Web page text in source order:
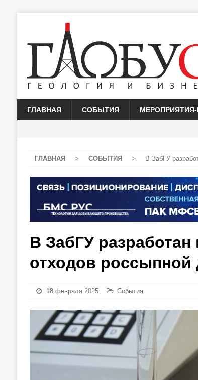
ГЛАВНАЯ СОБЫТИЯ
ГЛАВНАЯ > СОБЫТИЯ > В ЗабГУ
В ЗабГУ разработан
отходов
18 февраля 2025 События